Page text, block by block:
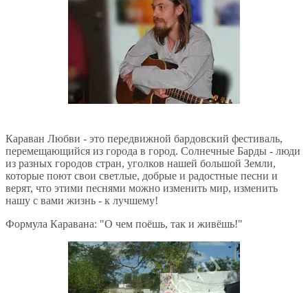
Караван Любви - это передвижной бардовский фестиваль,
перемещающийся из города в город. Солнечные Барды - люди
из разных городов стран, уголков нашей большой Земли,
которые поют свои светлые, добрые и радостные песни и
верят, что этими песнями можно изменить мир, изменить
нашу с вами жизнь - к лучшему!
Формула Каравана: "О чем поёшь, так и живёшь!"